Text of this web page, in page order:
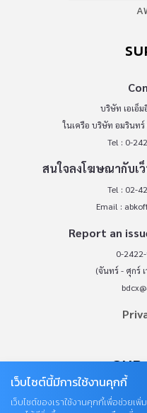
บริษัท เอเอ็
ในเครือ บริษัท อมรินท
Tel : 0-
สนใจลงโฆษณากับเ
Tel : 02-
Email :
Report an
0-
(จันทร์ - ศุกร์
OUR
เว็บไซต์นี้มีการใช้งานคุกกี้
เว็บไซต์ของเราใช้งานคุกกี้เพื่อช่วยเ